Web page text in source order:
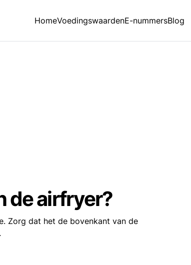
HomeVoedingswaardenE-nummersBlog
de airfryer?
Zorg dat het de bovenkant van de